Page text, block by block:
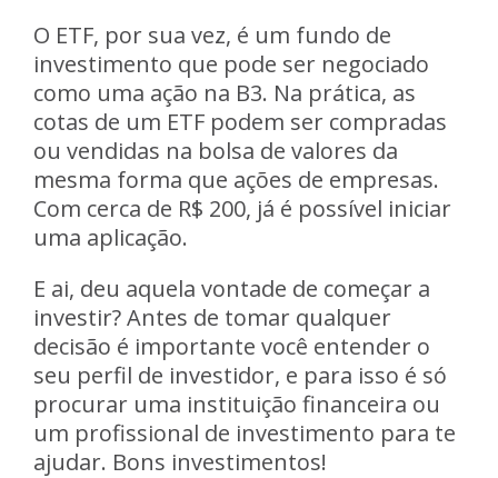
O ETF, por sua vez, é um fundo de
investimento que pode ser negociado
como uma ação na B3. Na prática, as
cotas de um ETF podem ser compradas
ou vendidas na bolsa de valores da
mesma forma que ações de empresas.
Com cerca de R$ 200, já é possível iniciar
uma aplicação.
E ai, deu aquela vontade de começar a
investir? Antes de tomar qualquer
decisão é importante você entender o
seu perfil de investidor, e para isso é só
procurar uma instituição financeira ou
um profissional de investimento para te
ajudar. Bons investimentos!